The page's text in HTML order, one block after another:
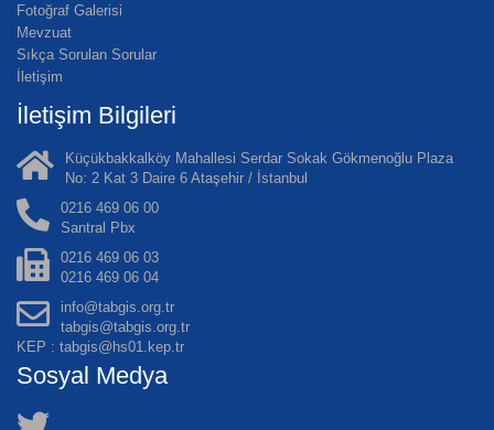
Fotoğraf Galerisi
Mevzuat
Sıkça Sorulan Sorular
İletişim
İletişim Bilgileri
Küçükbakkalköy Mahallesi Serdar Sokak Gökmenoğlu Plaza
No: 2 Kat 3 Daire 6 Ataşehir / İstanbul
0216 469 06 00
Santral Pbx
0216 469 06 03
0216 469 06 04
info@tabgis.org.tr
tabgis@tabgis.org.tr
KEP : tabgis@hs01.kep.tr
Sosyal Medya